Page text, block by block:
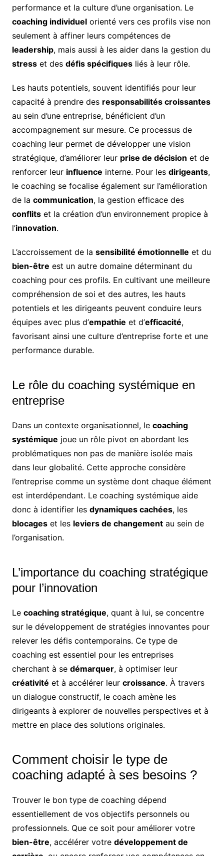
performance et la culture d’une organisation. Le
coaching individuelorienté vers ces profils vise non
seulement à affiner leurs compétences de
leadership, mais aussi à les aider dans la gestion du
stresset des défis spécifiquesliés à leur rôle.
Les hauts potentiels, souvent identifiés pour leur
capacité à prendre des responsabilités croissantes
au sein d’une entreprise, bénéficient d’un
accompagnement sur mesure. Ce processus de
coaching leur permet de développer une vision
stratégique, d’améliorer leur prise de décision et de
renforcer leur influence interne. Pour les dirigeants,
le coaching se focalise également sur l’amélioration
de la communication, la gestion efficace des
conflitset la création d’un environnement propice à
l’innovation.
L’accroissement de la sensibilité émotionnelle et du
bien-être est un autre domaine déterminant du
coaching pour ces profils. En cultivant une meilleure
compréhension de soi et des autres, les hauts
potentiels et les dirigeants peuvent conduire leurs
équipes avec plus d’empathie et d’efficacité,
favorisant ainsi une culture d’entreprise forte et une
performance durable.
Le rôle du coaching systémique en
entreprise
Dans un contexte organisationnel, le coaching
systémique joue un rôle pivot en abordant les
problématiques non pas de manière isolée mais
dans leur globalité. Cette approche considère
l’entreprise comme un système dont chaque élément
est interdépendant. Le coaching systémique aide
donc à identifier les dynamiques cachées, les
blocageset les leviers de changementau sein de
l’organisation.
L’importance du coaching stratégique
pour l’innovation
Le coaching stratégique, quant à lui, se concentre
sur le développement de stratégies innovantes pour
relever les défis contemporains. Ce type de
coaching est essentiel pour les entreprises
cherchant à se démarquer, à optimiser leur
créativité et à accélérer leur croissance. À travers
un dialogue constructif, le coach amène les
dirigeants à explorer de nouvelles perspectives et à
mettre en place des solutions originales.
Comment choisir le type de
coaching adapté à ses besoins ?
Trouver le bon type de coaching dépend
essentiellement de vos objectifs personnels ou
professionnels. Que ce soit pour améliorer votre
bien-être, accélérer votre développement de